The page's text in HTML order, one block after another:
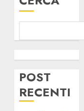
POST
RECENTI